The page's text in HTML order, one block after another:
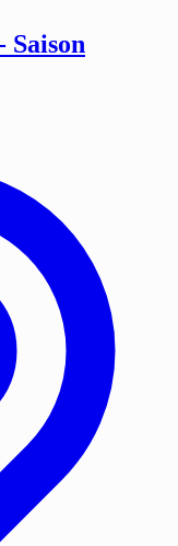
Saison